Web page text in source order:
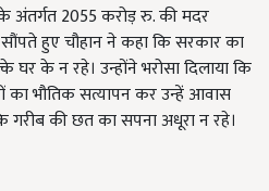
के अंतर्गत 2055 करोड़ रु. की मदर
हुए चौहान ने कहा कि सरकार का
के न रहे। उन्होंने भरोसा दिलाया कि
का भौतिक सत्यापन कर उन्हें आवास
गरीब की छत का सपना अधूरा न रहे।